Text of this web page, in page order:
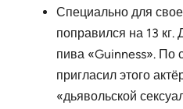
Специально для
поправился на 13 кг.
пива «Guinness». По
пригласил этого
«дьявольской